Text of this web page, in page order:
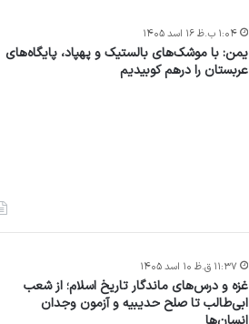
یمن: با موشک‌های بالستیک و پهپاد، پایگاه‌های
عربستان را درهم کوبیدیم
۱:۰۴ ب.ظ ۱۶ اسد ۱۴۰۵
غزه و درس‌های ماندگار تاریخ اسلام؛ از شعب
ابی‌طالب تا صلح حدیبیه و آزمون وجدان
۱۱:۳۷ ق.ظ ۱۰ اسد ۱۴۰۵